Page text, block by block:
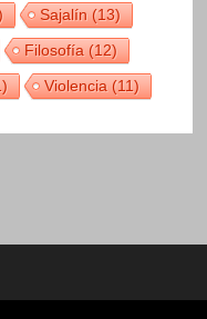
Sajalín(13)
Filosofía(12)
Violencia(11)